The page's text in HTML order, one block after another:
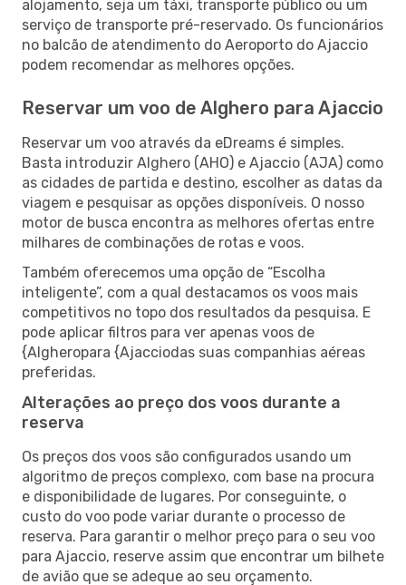
alojamento, seja um táxi, transporte público ou um
serviço de transporte pré-reservado. Os funcionários
no balcão de atendimento do Aeroporto do Ajaccio
podem recomendar as melhores opções.
Reservar um voo de Alghero para Ajaccio
Reservar um voo através da eDreams é simples.
Basta introduzir Alghero (AHO) e Ajaccio (AJA) como
as cidades de partida e destino, escolher as datas da
viagem e pesquisar as opções disponíveis. O nosso
motor de busca encontra as melhores ofertas entre
milhares de combinações de rotas e voos.
Também oferecemos uma opção de “Escolha
inteligente”, com a qual destacamos os voos mais
competitivos no topo dos resultados da pesquisa. E
pode aplicar filtros para ver apenas voos de
{Algheropara {Ajacciodas suas companhias aéreas
preferidas.
Alterações ao preço dos voos durante a
reserva
Os preços dos voos são configurados usando um
algoritmo de preços complexo, com base na procura
e disponibilidade de lugares. Por conseguinte, o
custo do voo pode variar durante o processo de
reserva. Para garantir o melhor preço para o seu voo
para Ajaccio, reserve assim que encontrar um bilhete
de avião que se adeque ao seu orçamento.